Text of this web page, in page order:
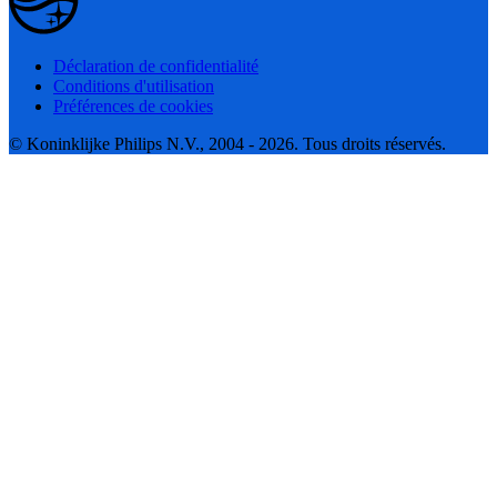
Déclaration de confidentialité
Conditions d'utilisation
Préférences de cookies
© Koninklijke Philips N.V., 2004 - 2026. Tous droits réservés.